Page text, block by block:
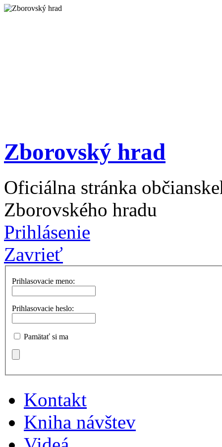
Zborovský hrad
Oficiálna stránka
Zborovského hradu
Prihlásenie
Zavrieť
Prihlasovacie meno:
Prihlasovacie heslo:
Pamätať si ma
Kontakt
Kniha návštev